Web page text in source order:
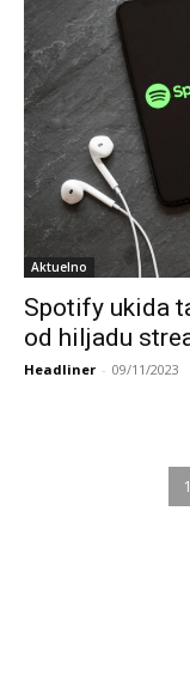
Aktuelno
Spotify ukida
od hiljadu
Headliner - 09/11/2023
1